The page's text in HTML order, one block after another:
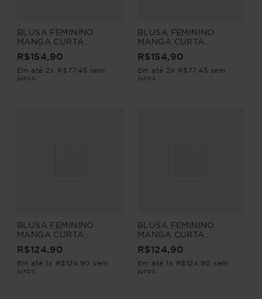
BLUSA FEMININO
MANGA CURTA
R$154,90
Em até 2 x R$ 77, 45 sem
juros
BLUSA FEMININO
MANGA CURTA
R$154,90
Em até 2 x R$ 77, 45 sem
juros
BLUSA FEMININO
MANGA CURTA
R$124,90
Em até 1 x R$ 124 90 sem
juros
BLUSA FEMININO
MANGA CURTA
R$124,90
Em até 1 x R$ 124 90 sem
juros